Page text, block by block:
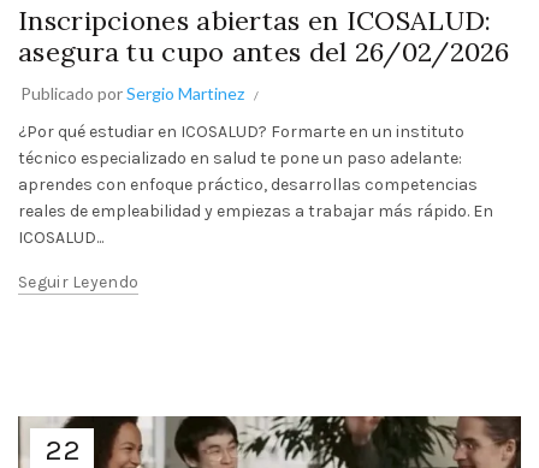
Inscripciones abiertas en ICOSALUD:
asegura tu cupo antes del 26/02/2026
Publicado porSergio Martinez
¿Por qué estudiar en ICOSALUD? Formarte en un instituto
técnico especializado en salud te pone un paso adelante:
aprendes con enfoque práctico, desarrollas competencias
reales de empleabilidad y empiezas a trabajar más rápido. En
ICOSALUD...
Seguir Leyendo
22